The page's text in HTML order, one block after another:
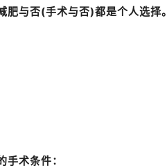
肥与否(手术与否)都是个人选择。
术条件：